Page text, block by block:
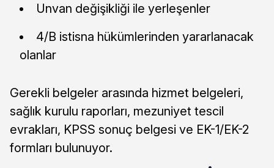
Unvan değişikliği ile yerleşenler
4/B istisna hükümlerinden yararlanacak
olanlar
Gerekli belgeler arasında hizmet belgeleri,
sağlık kurulu raporları, mezuniyet tescil
evrakları, KPSS sonuç belgesi ve EK-1/EK-2
formları bulunuyor.